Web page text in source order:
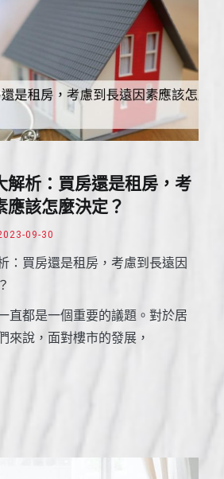
解析：買房還是租房，考
該怎麼決定？
09-30
：買房還是租房，考慮到長遠因
直都是一個重要的議題。對於居
來說，面對樓市的發展，